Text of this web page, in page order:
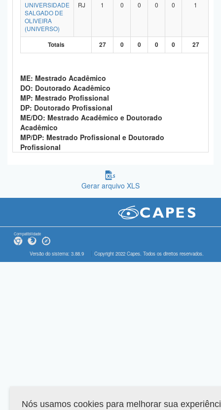
UNIVERSIDADE
SALGADO DE
OLIVEIRA
(UNIVERSO)
RJ 1 0 0 0 0 1
Totais 27 0 0 0 0 27
ME: Mestrado Acadêmico
DO: Doutorado Acadêmico
MP: Mestrado Profissional
DP: Doutorado Profissional
ME/DO: Mestrado Acadêmico e Doutorado
Acadêmico
MP/DP: Mestrado Profissional e Doutorado
Profissional
Gerar arquivo XLS
Compatibilidade
Versão do sistema: 3.88.9 Copyright 2022 Capes. Todos os direitos reservados.
Nós usamos cookies para melhorar sua